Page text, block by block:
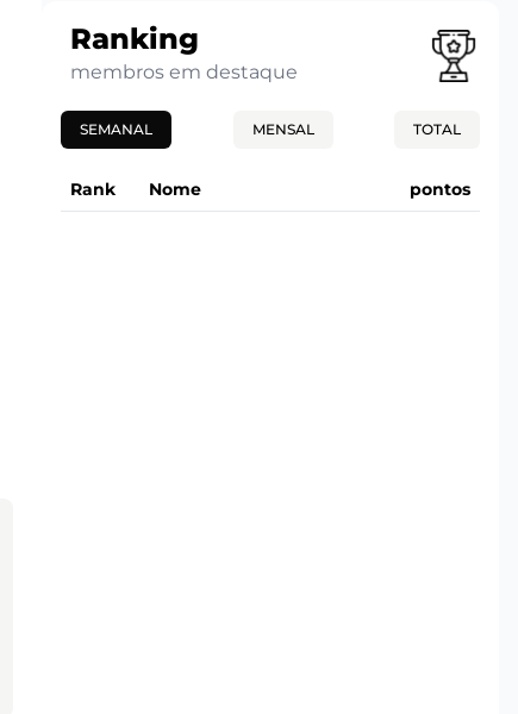
Ranking
membros em destaque
SEMANAL MENSAL TOTAL
Rank Nome pontos